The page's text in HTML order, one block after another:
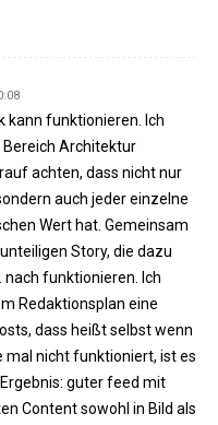
kann funktionieren. Ich
Bereich Architektur
achten, dass nicht nur
auch jeder einzelne
Wert hat. Gemeinsam
Story, die dazu
nach funktionieren. Ich
Redaktionsplan eine
dass heißt selbst wenn
mal nicht funktioniert, ist es
guter feed mit
Content sowohl in Bild als